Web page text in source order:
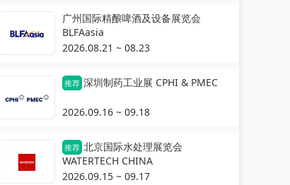
广州国际精酿啤酒及设备展览会
BLFAasia
2026.08.21 ~ 08.23
推荐 深圳制药工业展 CPHI & PMEC
2026.09.16 ~ 09.18
推荐 北京国际水处理展览会
WATERTECH CHINA
2026.09.15 ~ 09.17